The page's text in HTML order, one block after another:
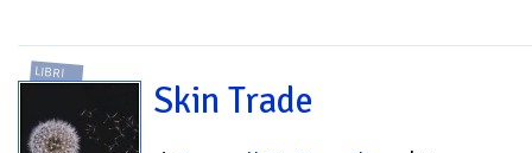
LIBRI
Skin Trade